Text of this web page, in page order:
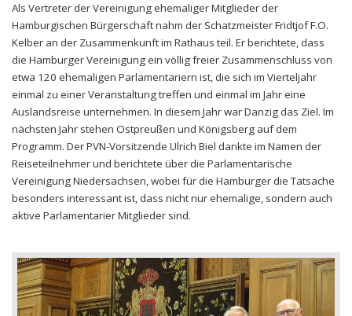
Als Vertreter der Vereinigung ehemaliger Mitglieder der
Hamburgischen Bürgerschaft nahm der Schatzmeister Fridtjof F.O.
Kelber an der Zusammenkunft im Rathaus teil. Er berichtete, dass
die Hamburger Vereinigung ein völlig freier Zusammenschluss von
etwa 120 ehemaligen Parlamentariern ist, die sich im Vierteljahr
einmal zu einer Veranstaltung treffen und einmal im Jahr eine
Auslandsreise unternehmen. In diesem Jahr war Danzig das Ziel. Im
nächsten Jahr stehen Ostpreußen und Königsberg auf dem
Programm. Der PVN-Vorsitzende Ulrich Biel dankte im Namen der
Reiseteilnehmer und berichtete über die Parlamentarische
Vereinigung Niedersachsen, wobei für die Hamburger die Tatsache
besonders interessant ist, dass nicht nur ehemalige, sondern auch
aktive Parlamentarier Mitglieder sind.